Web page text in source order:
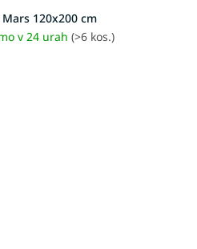
120x200 cm
v 24 urah (>6 kos.)